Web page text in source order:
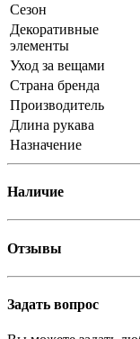
Сезон
Декоративные
элементы
Уход за вещами
Страна бренда
Производитель
Длина рукава
Назначение
Наличие
Отзывы
Задать вопрос